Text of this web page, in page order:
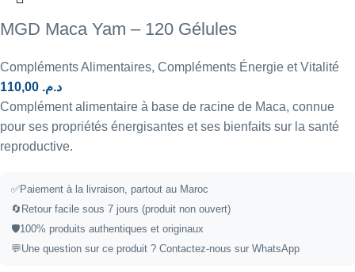
MGD Maca Yam – 120 Gélules
Compléments Alimentaires, Compléments Énergie et Vitalité
د.م.
Complément alimentaire à base de racine de Maca, connue
pour ses propriétés énergisantes et ses bienfaits sur la santé
reproductive.
✅Paiement à la livraison, partout au Maroc
🔄 Retour facile sous 7 jours (produit non ouvert)
🛡️100% produits authentiques et originaux
💬Une question sur ce produit ? Contactez-nous sur WhatsApp